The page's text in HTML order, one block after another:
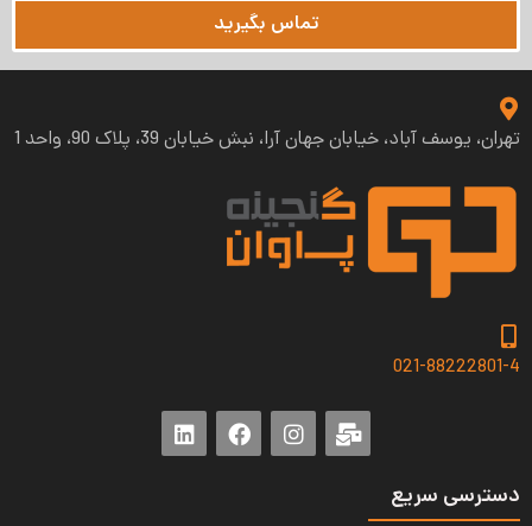
تماس بگیرید
تهران، یوسف آباد، خیابان جهان آرا، نبش خیابان 39، پلاک 90، واحد 1
021-88222801-4
دسترسی سریع